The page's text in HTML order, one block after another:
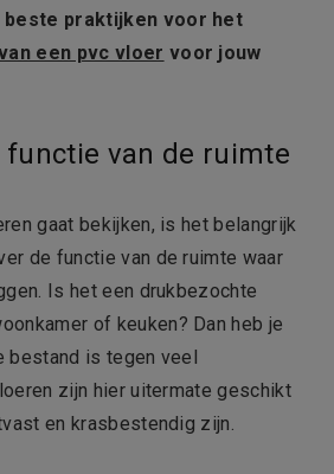
beste praktijken voor het
een pvc vloer voor jouw
functie van de ruimte
gaat bekijken, is het belangrijk
de functie van de ruimte waar
Is het een drukbezochte
of keuken? Dan heb je
bestand is tegen veel
zijn hier uitermate geschikt
en krasbestendig zijn.